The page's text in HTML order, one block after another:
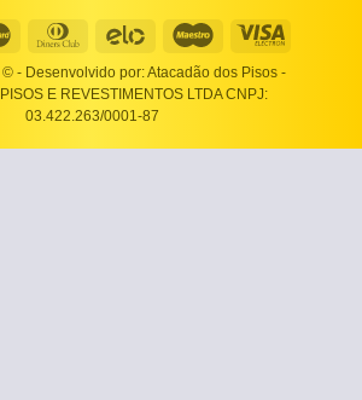
© - Desenvolvido por: Atacadão dos Pisos -
E REVESTIMENTOS LTDA CNPJ:
03.422.263/0001-87